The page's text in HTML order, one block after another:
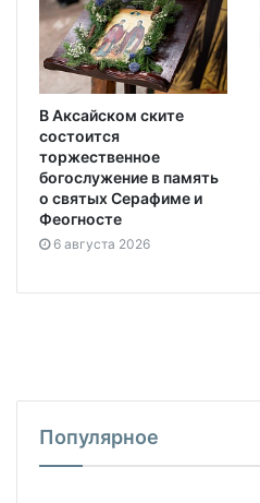
В Аксайском ските
состоится
торжественное
богослужение в память
о святых Серафиме и
Феогносте
6 августа 2026
Популярное